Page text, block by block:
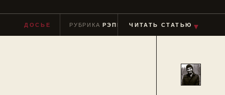
ДОСЬЕ РУБРИКАРЭПЕРЫ ЧТЕНИЕ≈ 5 МИН
ЧИТАТЬ СТАТЬЮ ▼